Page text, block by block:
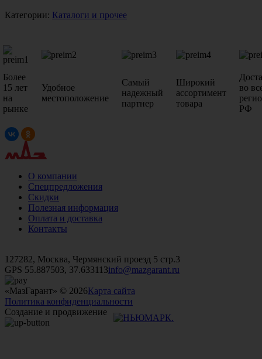
Категории: Каталоги и прочее
Более
15 лет
на
рынке
Удобное
местоположение
Самый
надежный
партнер
Широкий
ассортимент
товара
во
РФ
О компании
Спецпредложения
Скидки
Полезная информация
Оплата и доставка
Контакты
127282, Москва, Чермянский проезд 5 стр.3
GPS 55.887503, 37.633113info@mazgarant.ru
«МазГарант» © 2026Карта сайта
Политика конфиденциальности
Создание и продвижение